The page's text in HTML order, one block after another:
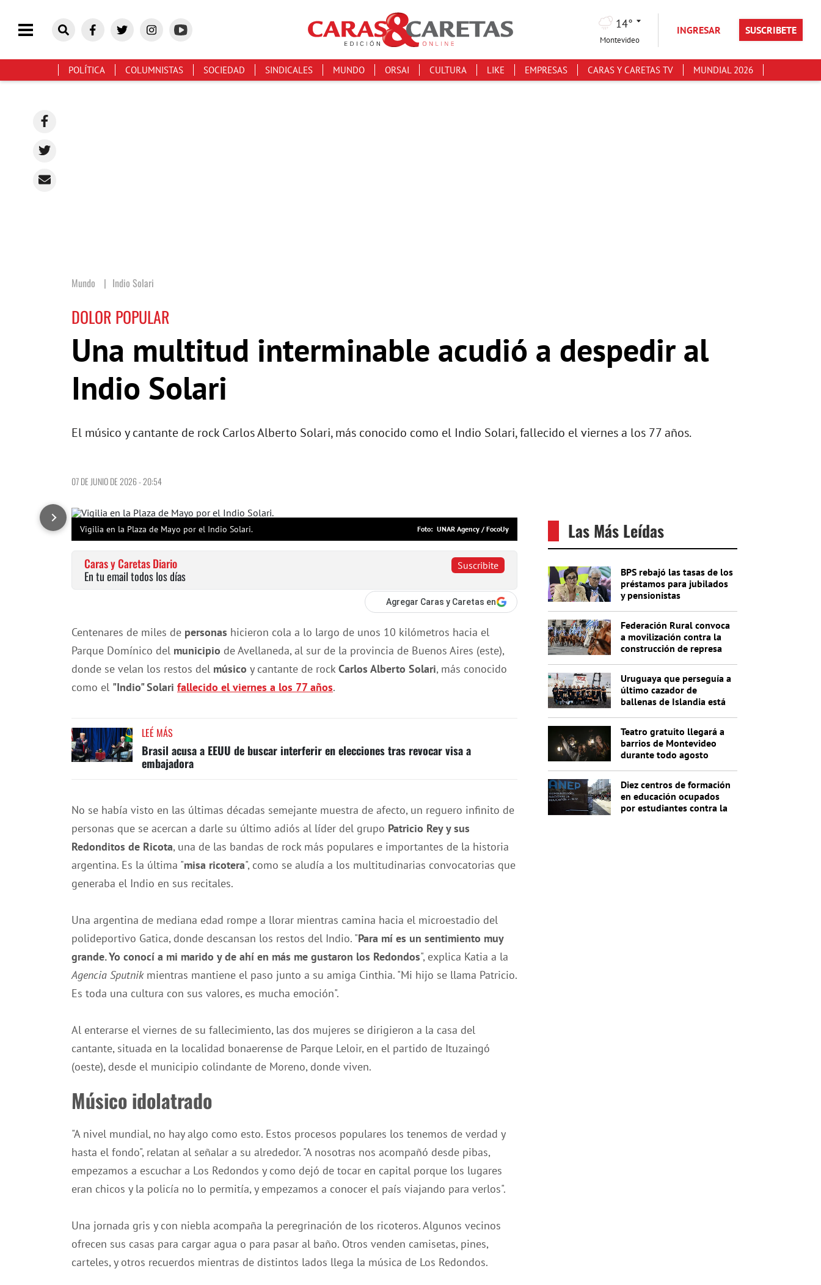
14°
Montevideo
INGRESAR SUSCRIBETE
POLÍTICA COLUMNISTAS SOCIEDAD SINDICALES MUNDO ORSAI CULTURA LIKE EMPRESAS CARAS Y CARETAS TV MUNDIAL 2026
Mundo Indio Solari
DOLOR POPULAR
Una multitud interminable acudió a despedir al
Indio Solari
El músico y cantante de rock Carlos Alberto Solari, más conocido como el Indio Solari, fallecido el viernes a los 77 años.
07 DE JUNIO DE 2026 - 20:54
Vigilia en la Plaza de Mayo por el Indio Solari. UNAR Agency / FocoUy
Suscribite
Caras y Caretas Diario
En tu email todos los días
Agregar Caras y Caretas en
Centenares de miles de personas hicieron cola a lo largo de unos 10 kilómetros hacia el
Parque Domínico del municipio de Avellaneda, al sur de la provincia de Buenos Aires (este),
donde se velan los restos del músico y cantante de rock Carlos Alberto Solari, más conocido
como el "Indio" Solari fallecido el viernes a los 77 años.
LEÉ MÁS
Brasil acusa a EEUU de buscar interferir en elecciones tras revocar visa a
embajadora
No se había visto en las últimas décadas semejante muestra de afecto, un reguero infinito de
personas que se acercan a darle su último adiós al líder del grupo Patricio Rey y sus
Redonditos de Ricota, una de las bandas de rock más populares e importantes de la historia
argentina. Es la última "misa ricotera", como se aludía a los multitudinarias convocatorias que
generaba el Indio en sus recitales.
Una argentina de mediana edad rompe a llorar mientras camina hacia el microestadio del
polideportivo Gatica, donde descansan los restos del Indio. "Para mí es un sentimiento muy
grande. Yo conocí a mi marido y de ahí en más me gustaron los Redondos", explica Katia a la
Agencia Sputnikmientras mantiene el paso junto a su amiga Cinthia. "Mi hijo se llama Patricio.
Es toda una cultura con sus valores, es mucha emoción".
Al enterarse el viernes de su fallecimiento, las dos mujeres se dirigieron a la casa del
cantante, situada en la localidad bonaerense de Parque Leloir, en el partido de Ituzaingó
(oeste), desde el municipio colindante de Moreno, donde viven.
Músico idolatrado
"A nivel mundial, no hay algo como esto. Estos procesos populares los tenemos de verdad y
hasta el fondo", relatan al señalar a su alrededor. "A nosotras nos acompañó desde pibas,
empezamos a escuchar a Los Redondos y como dejó de tocar en capital porque los lugares
eran chicos y la policía no lo permitía, y empezamos a conocer el país viajando para verlos".
Una jornada gris y con niebla acompaña la peregrinación de los ricoteros. Algunos vecinos
ofrecen sus casas para cargar agua o para pasar al baño. Otros venden camisetas, pines,
carteles, y otros recuerdos mientras de distintos lados llega la música de Los Redondos.
Las Más Leídas
BPS rebajó las tasas de los
préstamos para jubilados
y pensionistas
Federación Rural convoca
a movilización contra la
construcción de represa
Uruguaya que perseguía a
último cazador de
ballenas de Islandia está
Teatro gratuito llegará a
barrios de Montevideo
durante todo agosto
Diez centros de formación
en educación ocupados
por estudiantes contra la